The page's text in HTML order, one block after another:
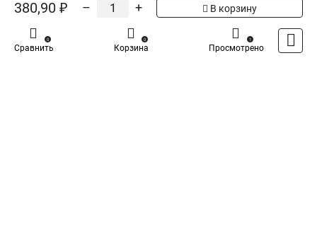
1
Iek - Специализированный магазин
380,90 ₽ – + В корзину
Сравнить
0
Корзина
0
Просмотрено
1